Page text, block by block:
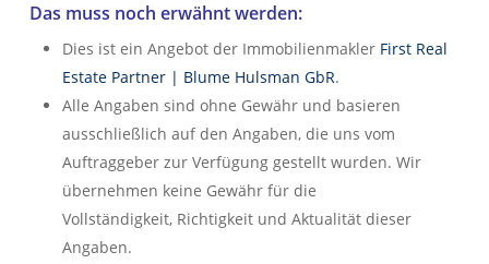
Das muss noch erwähnt werden:
Dies ist ein Angebot der Immobilienmakler First Real
Estate Partner | Blume Hulsman GbR.
Alle Angaben sind ohne Gewähr und basieren
ausschließlich auf den Angaben, die uns vom
Auftraggeber zur Verfügung gestellt wurden. Wir
übernehmen keine Gewähr für die
Vollständigkeit, Richtigkeit und Aktualität dieser
Angaben.